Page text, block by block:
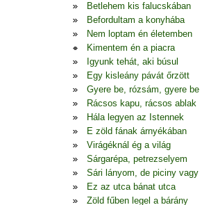
Betlehem kis falucskában
Befordultam a konyhába
Nem loptam én életemben
Kimentem én a piacra
Igyunk tehát, aki búsul
Egy kisleány pávát őrzött
Gyere be, rózsám, gyere be
Rácsos kapu, rácsos ablak
Hála legyen az Istennek
E zöld fának árnyékában
Virágéknál ég a világ
Sárgarépa, petrezselyem
Sári lányom, de piciny vagy
Ez az utca bánat utca
Zöld fűben legel a bárány